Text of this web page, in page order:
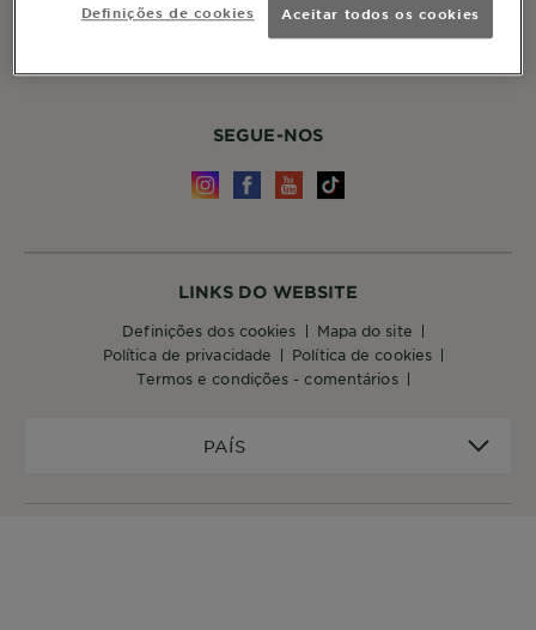
PAÍS
LINKS DO WEBSITE
definições dos cookies
mapa do site
política de privacidade
política de cookies
termos e condições - comentários
SEGUE-NOS
Contacta-nos
GARNIER 14, rue Royale 75008 Paris France
Definições de cookies Aceitar todos os cookies